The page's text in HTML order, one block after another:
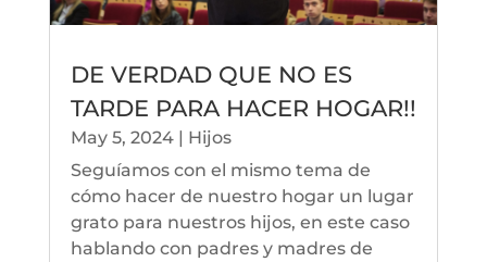
DE VERDAD QUE NO ES
TARDE PARA HACER HOGAR!!
May 5, 2024| Hijos
Seguíamos con el mismo tema de
cómo hacer de nuestro hogar un lugar
grato para nuestros hijos, en este caso
hablando con padres y madres de